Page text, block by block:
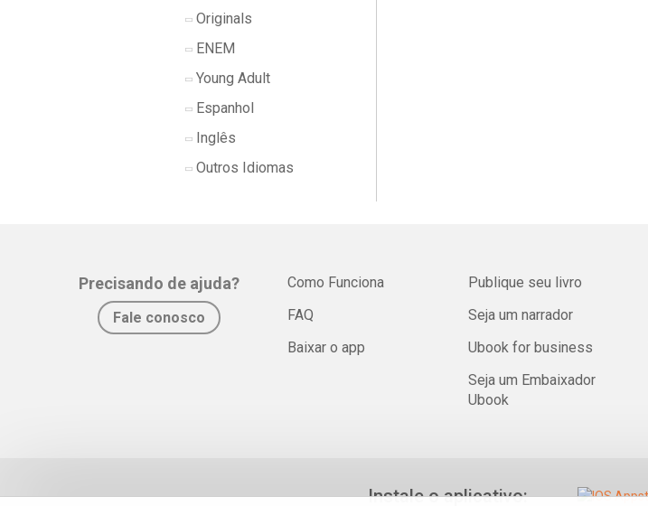
Originals
ENEM
Young Adult
Espanhol
Inglês
Outros Idiomas
Precisando de ajuda?
Fale conosco
Como Funciona
FAQ
Baixar o app
Publique seu livro
Seja um narrador
Ubook for business
Seja um Embaixador
Ubook
Instale o aplicativo: